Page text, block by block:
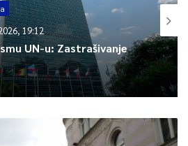
0
Article Rating
19:12
UN-u: Zastrašivanje